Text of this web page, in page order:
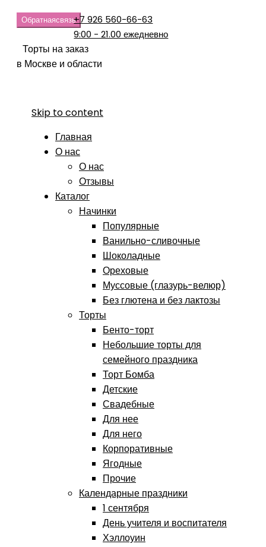
Обратнаясвязь+7 926 560-66-63
9:00 - 21.00 ежедневно
Торты на заказ
в Москве и области
Skip to content
Главная
О нас
О нас
Отзывы
Каталог
Начинки
Популярные
Ванильно-сливочные
Шоколадные
Ореховые
Муссовые (глазурь-велюр)
Без глютена и без лактозы
Торты
Бенто-торт
Небольшие торты для
семейного праздника
Торт Бомба
Детские
Свадебные
Для нее
Для него
Корпоративные
Ягодные
Прочие
Календарные праздники
1 сентября
День учителя и воспитателя
Хэллоуин